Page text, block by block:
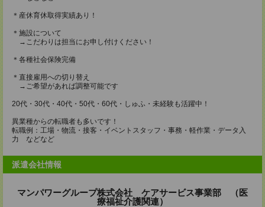
＊産休育休取得実績あり！
＊施設について
→こだわりは担当にお申し付けください！
＊各種社会保険完備
＊直接雇用への切り替え
→ご希望があれば調整可能です
20代・30代・40代・50代・60代・しゅふ・未経験も活躍中！
異業種からの転職者も多いです！
転職例：工場・物流・接客・イベントスタッフ・事務・軽作業・データ入
力 などなど
派遣会社情報
マンパワーグループ株式会社 ケアサービス事業部 （医
療福祉介護関連）